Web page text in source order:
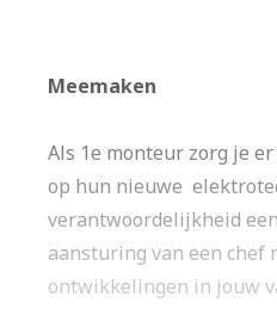
Meemaken
Als 1e monteur zorg je
op hun nieuwe
verantwoordelijkheid
aansturing van een chef
ontwikkelingen in jouw